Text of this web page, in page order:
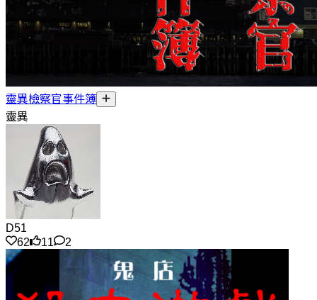
靈異檢察官事件簿
靈異
D51
62
11 2